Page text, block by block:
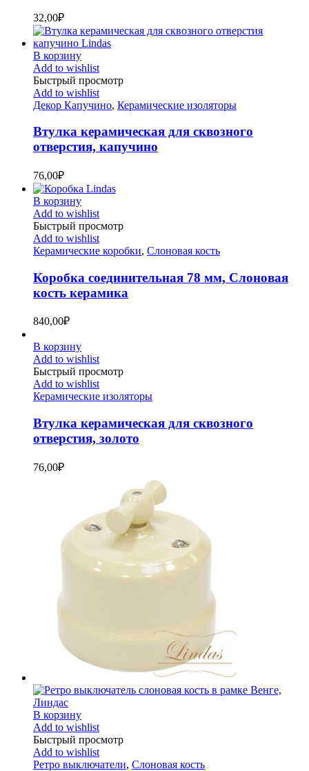
32,00₽
В корзину
Add to wishlist
Быстрый просмотр
Add to wishlist
Декор Капучино, Керамические изоляторы
Втулка керамическая для сквозного
отверстия, капучино
76,00₽
В корзину
Add to wishlist
Быстрый просмотр
Add to wishlist
Керамические коробки, Слоновая кость
Коробка соединительная 78 мм, Слоновая
кость керамика
840,00₽
В корзину
Add to wishlist
Быстрый просмотр
Add to wishlist
Керамические изоляторы
Втулка керамическая для сквозного
отверстия, золото
76,00₽
В корзину
Add to wishlist
Быстрый просмотр
Add to wishlist
Ретро выключатели, Слоновая кость